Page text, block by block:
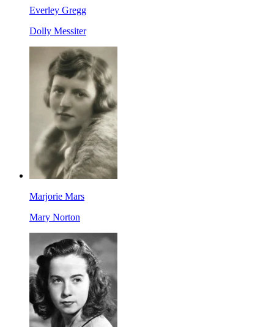
Everley Gregg
Dolly Messiter
Marjorie Mars
Mary Norton